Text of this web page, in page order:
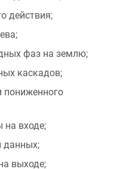
действия;
фаз на землю;
каскадов;
пониженного
на входе;
данных;
выходе;